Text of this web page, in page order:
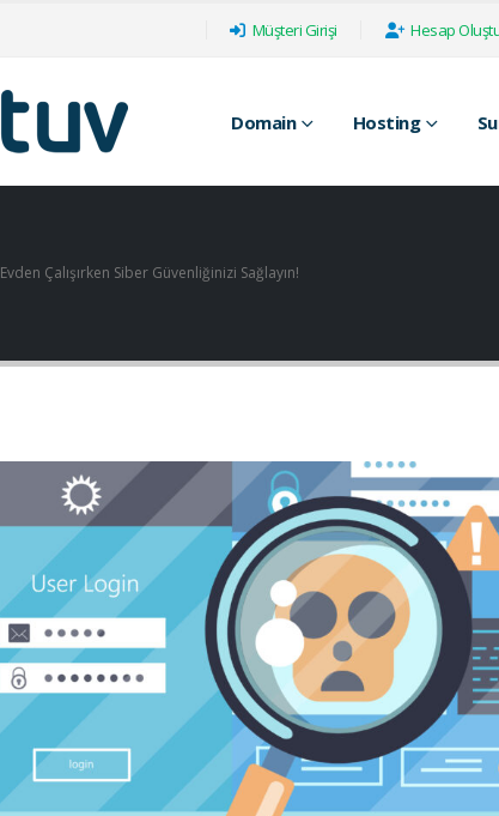
Müşteri Girişi Hesap
Domain Hosting
Evden Çalışırken Siber Güvenliğinizi Sağlayın!